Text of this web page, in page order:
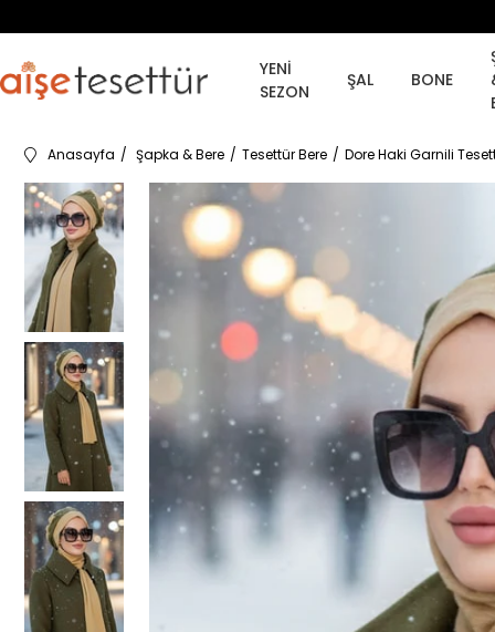
YENİ
SEZON
ŞAL BONE
Anasayfa Şapka & Bere Tesettür Bere Dore Haki Garnili